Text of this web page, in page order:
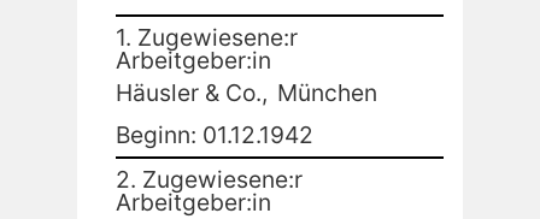
1. Zugewiesene:r
Arbeitgeber:in
Häusler & Co., München
Beginn: 01.12.1942
2. Zugewiesene:r
Arbeitgeber:in